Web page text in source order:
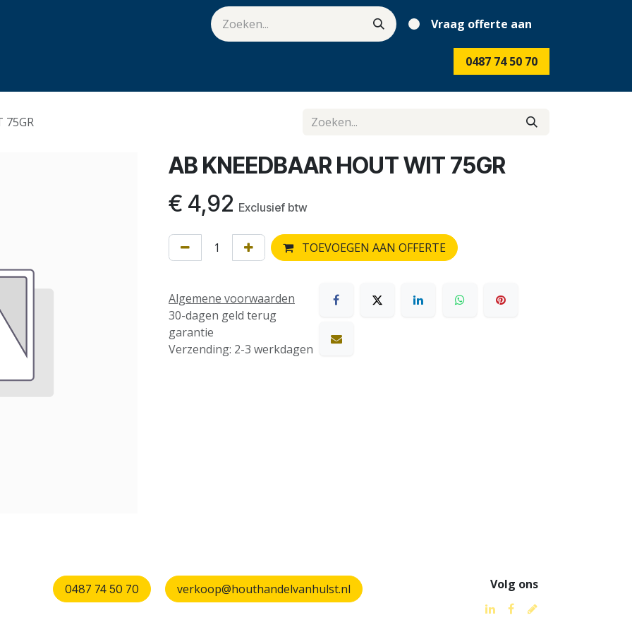
Vraag offerte aan
0487 74 50 70
75GR
AB KNEEDBAAR HOUT WIT 75GR
€ 4,92 Exclusief btw
TOEVOEGEN AAN OFFERTE
Algemene voorwaarden
30-dagen geld terug
garantie
Verzending: 2-3 werkdagen
verkoop@houthandelvanhulst.nl Volg ons
0487 74 50 70